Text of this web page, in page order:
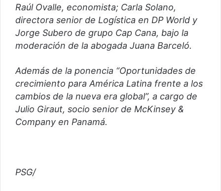
Raúl Ovalle, economista; Carla Solano,
directora senior de Logística en DP World y
Jorge Subero de grupo Cap Cana, bajo la
moderación de la abogada Juana Barceló.
Además de la ponencia “Oportunidades de
crecimiento para América Latina frente a los
cambios de la nueva era global”, a cargo de
Julio Giraut, socio senior de McKinsey &
Company en Panamá.
PSG/